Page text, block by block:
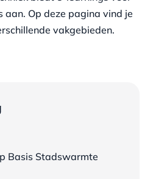
aan. Op deze pagina vind je
vakgebieden.
Basis Stadswarmte